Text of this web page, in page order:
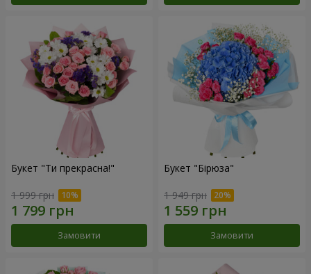
Букет "Ти прекрасна!"
1 999 грн
Замовити
Букет "Бірюза"
1 949 грн
Замовити